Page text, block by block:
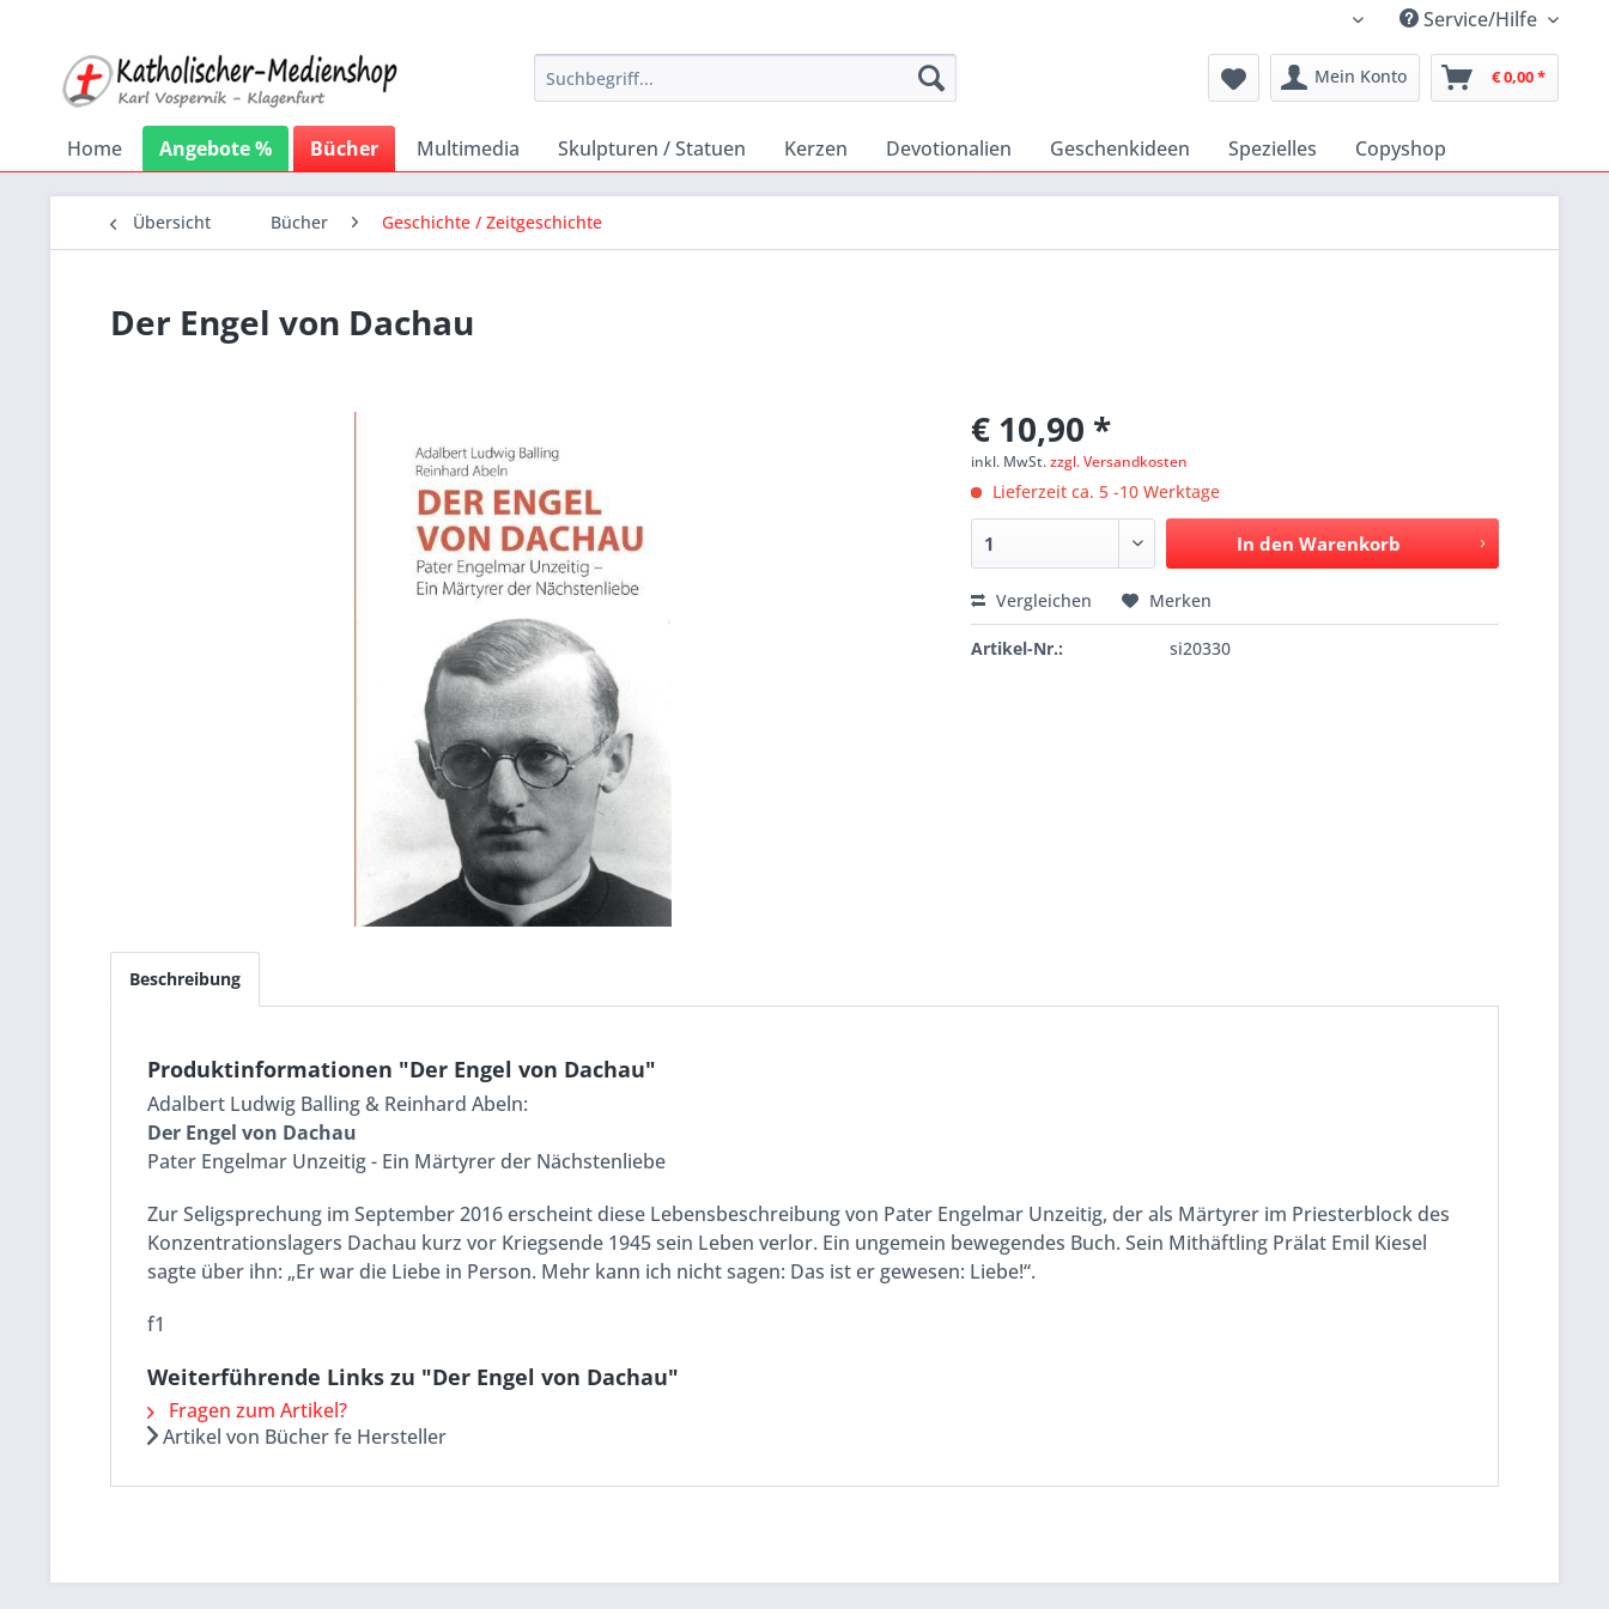
Katholischer Medienshop
Service/Hilfe
Mein Konto € 0,00 *
Home Angebote % Bücher Multimedia Skulpturen / Statuen Kerzen Devotionalien Geschenkideen Spezielles Copyshop
Übersicht Bücher Geschichte / Zeitgeschichte
Der Engel von Dachau
€ 10,90 *
inkl. MwSt.zzgl. Versandkosten
Lieferzeit ca. 5 -10 Werktage
In den Warenkorb
Vergleichen Merken
Artikel-Nr.: si20330
Beschreibung
Produktinformationen "Der Engel von Dachau"
Adalbert Ludwig Balling & Reinhard Abeln:
Der Engel von Dachau
Pater Engelmar Unzeitig - Ein Märtyrer der Nächstenliebe
Zur Seligsprechung im September 2016 erscheint diese Lebensbeschreibung von Pater Engelmar Unzeitig, der als Märtyrer im Priesterblock des
Konzentrationslagers Dachau kurz vor Kriegsende 1945 sein Leben verlor. Ein ungemein bewegendes Buch. Sein Mithäftling Prälat Emil Kiesel
sagte über ihn: „Er war die Liebe in Person. Mehr kann ich nicht sagen: Das ist er gewesen: Liebe!“.
f1
Weiterführende Links zu "Der Engel von Dachau"
Fragen zum Artikel?
Artikel von Bücher fe Hersteller